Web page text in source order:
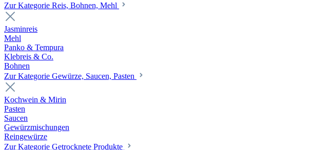
Zur Kategorie Reis, Bohnen, Mehl
Jasminreis
Mehl
Panko & Tempura
Klebreis & Co.
Bohnen
Zur Kategorie Gewürze, Saucen, Pasten
Kochwein & Mirin
Pasten
Saucen
Gewürzmischungen
Reingewürze
Zur Kategorie Getrocknete Produkte